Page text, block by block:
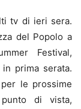
tv di ieri sera.
del Popolo a
Festival,
prima serata.
le prossime
di vista,